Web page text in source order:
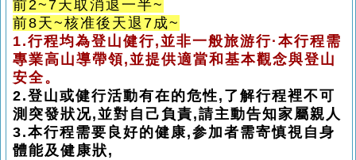
前2~7天取消退一半~
前8天~核准後天退7成~
1.行程均為登山健行,並非一般旅游行·本行程需
專業高山導帶領,並提供適當和基本觀念與登山
安全。
2.登山或健行活動有在的危性,了解行程裡不可
測突發狀况,並對自己負責,請主動告知家屬親人
3.本行程需要良好的健康,参加者需寄慎視自身
體能及健康狀,